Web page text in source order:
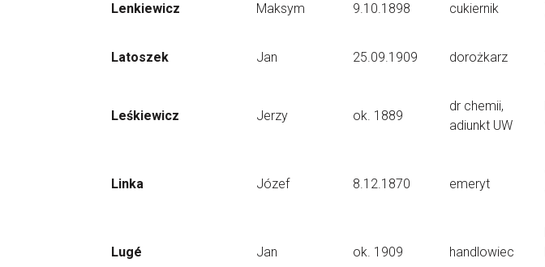
Lenkiewicz Maksym 9.10.1898 cukiernik
Latoszek Jan 25.09.1909 dorożkarz
Leśkiewicz Jerzy ok. 1889
dr chemii,
adiunkt UW
Linka Józef 8.12.1870 emeryt
Lugé Jan ok. 1909 handlowiec